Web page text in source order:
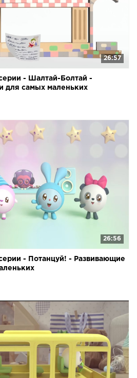
26:57
- Шалтай-Болтай -
для самых маленьких
26:56
- Потанцуй! - Развивающие